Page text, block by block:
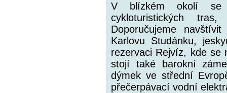
V blízkém okolí se
cykloturistických
Doporučujeme
Karlovu Studánku,
rezervaci Rejvíz, kde se
stojí také barokní
dýmek ve střední
přečerpávací vodní